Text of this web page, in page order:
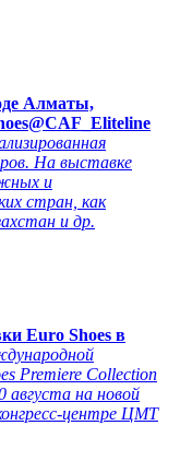
Алматы,
На выставке
и
стран, как
и др.
Euro Shoes в
Premiere Collection
августа на новой
центре ЦМТ